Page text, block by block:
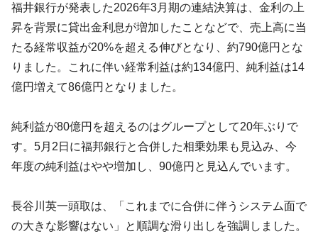
福井銀行が発表した2026年3月期の連結決算は、金利の上
昇を背景に貸出金利息が増加したことなどで、売上高に当
たる経常収益が20%を超える伸びとなり、約790億円とな
りました。これに伴い経常利益は約134億円、純利益は14
億円増えて86億円となりました。
純利益が80億円を超えるのはグループとして20年ぶりで
す。5月2日に福邦銀行と合併した相乗効果も見込み、今
年度の純利益はやや増加し、90億円と見込んでいます。
長谷川英一頭取は、「これまでに合併に伴うシステム面で
の大きな影響はない」と順調な滑り出しを強調しました。